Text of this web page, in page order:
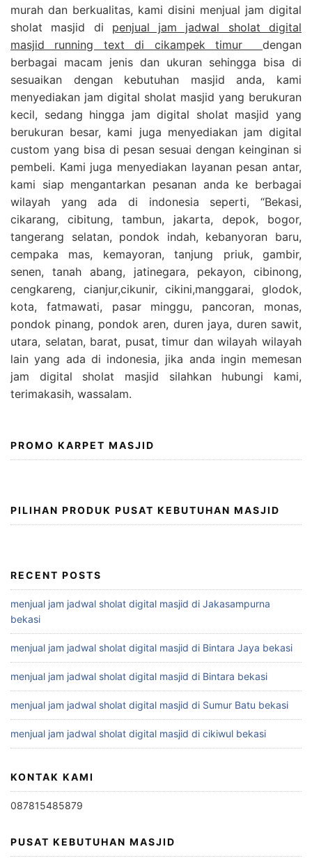
murah dan berkualitas, kami disini menjual jam digital
sholat masjid di penjual jam jadwal sholat digital
masjid running text di cikampek timur dengan
berbagai macam jenis dan ukuran sehingga bisa di
sesuaikan dengan kebutuhan masjid anda, kami
menyediakan jam digital sholat masjid yang berukuran
kecil, sedang hingga jam digital sholat masjid yang
berukuran besar, kami juga menyediakan jam digital
custom yang bisa di pesan sesuai dengan keinginan si
pembeli. Kami juga menyediakan layanan pesan antar,
kami siap mengantarkan pesanan anda ke berbagai
wilayah yang ada di indonesia seperti, “Bekasi,
cikarang, cibitung, tambun, jakarta, depok, bogor,
tangerang selatan, pondok indah, kebanyoran baru,
cempaka mas, kemayoran, tanjung priuk, gambir,
senen, tanah abang, jatinegara, pekayon, cibinong,
cengkareng, cianjur,cikunir, cikini,manggarai, glodok,
kota, fatmawati, pasar minggu, pancoran, monas,
pondok pinang, pondok aren, duren jaya, duren sawit,
utara, selatan, barat, pusat, timur dan wilayah wilayah
lain yang ada di indonesia, jika anda ingin memesan
jam digital sholat masjid silahkan hubungi kami,
terimakasih, wassalam.
PROMO KARPET MASJID
PILIHAN PRODUK PUSAT KEBUTUHAN MASJID
RECENT POSTS
menjual jam jadwal sholat digital masjid di Jakasampurna
bekasi
menjual jam jadwal sholat digital masjid di Bintara Jaya bekasi
menjual jam jadwal sholat digital masjid di Bintara bekasi
menjual jam jadwal sholat digital masjid di Sumur Batu bekasi
menjual jam jadwal sholat digital masjid di cikiwul bekasi
KONTAK KAMI
087815485879
PUSAT KEBUTUHAN MASJID